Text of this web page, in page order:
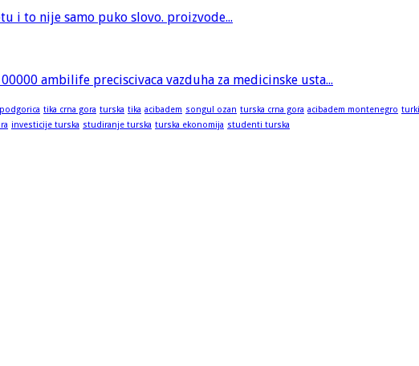
i to nije samo puko slovo. proizvode...
ambilife preciscivaca vazduha za medicinske usta...
tika crna gora turska tika acibadem songul ozan turska crna gora acibadem montenegro
investicije turska studiranje turska turska ekonomija studenti turska